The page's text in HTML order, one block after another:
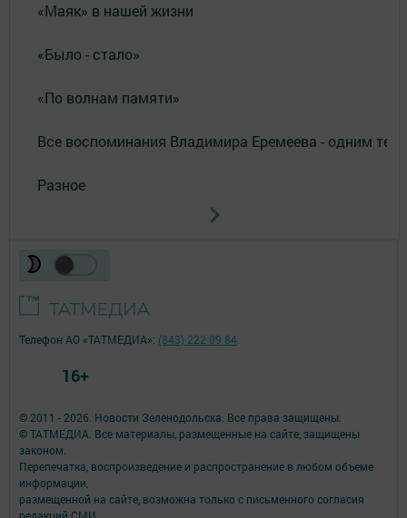
«Маяк» в нашей жизни
«Было - стало»
«По волнам памяти»
Все воспоминания Владимира Еремеева - одним
Разное
© 2011 - 2026. Новости Зеленодольска. Все права защищены.
© ТАТМЕДИА. Все материалы, размещенные на сайте, защищены
законом.
Перепечатка, воспроизведение и распространение в любом объеме
информации,
размещенной на сайте, возможна только с письменного согласия
Телефон АО «ТАТМЕДИА»: (843) 222 09 84
16+